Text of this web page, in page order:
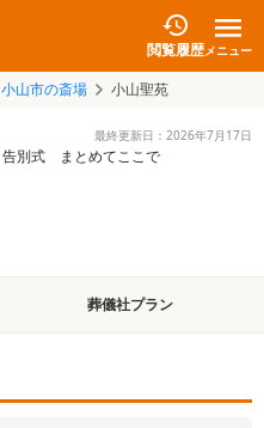
閲覧履歴メニュー
小山市の斎場 小山聖苑
最終更新日： 2026年7月17日
告別式 まとめてここで
葬儀社プラン